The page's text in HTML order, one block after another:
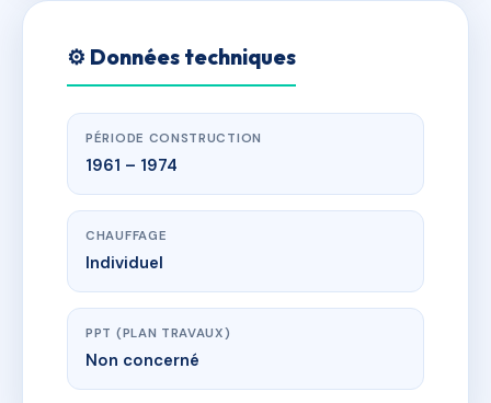
⚙️ Données techniques
PÉRIODE CONSTRUCTION
1961 – 1974
CHAUFFAGE
Individuel
PPT (PLAN TRAVAUX)
Non concerné